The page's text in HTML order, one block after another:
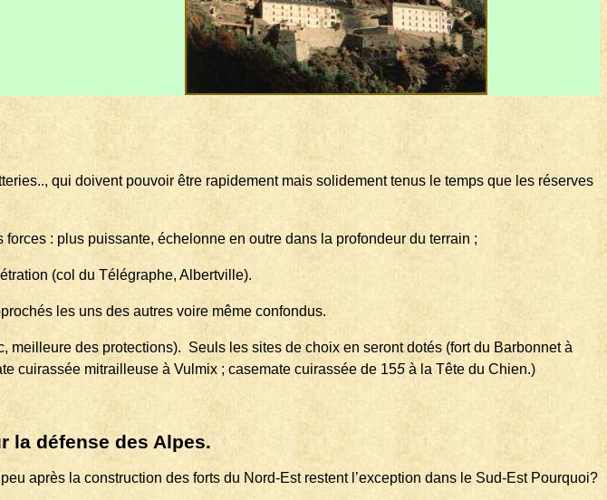
qui doivent pouvoir être rapidement mais solidement tenus le temps que les réserves
: plus puissante, échelonne en outre dans la profondeur du terrain ;
(col du Télégraphe, Albertville).
les uns des autres voire même confondus.
meilleure des protections). Seuls les sites de choix en seront dotés (fort du Barbonnet à
cuirassée mitrailleuse à Vulmix ; casemate cuirassée de 155 à la Tête du Chien.)
la défense des Alpes.
après la construction des forts du Nord-Est res­tent l’exception dans le Sud-Est Pourquoi?